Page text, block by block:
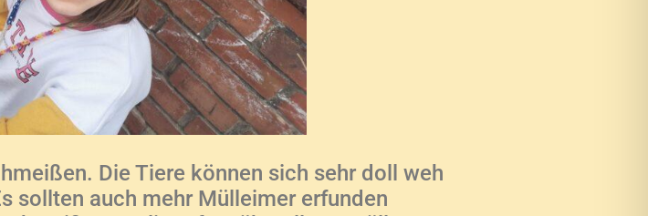
Die Tiere können sich sehr doll weh
sollten auch mehr Mülleimer erfunden